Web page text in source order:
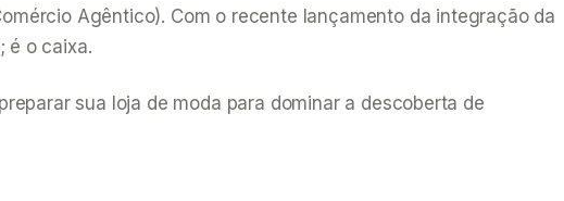
Agêntico). Com o recente lançamento da integração da
é o caixa.
sua loja de moda para dominar a descoberta de